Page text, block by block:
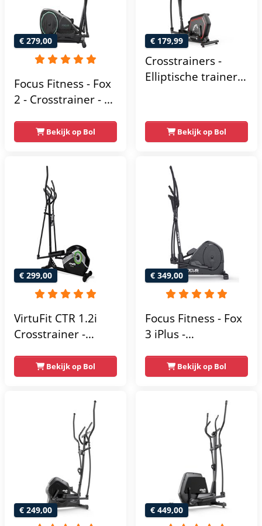
€ 279,00
Focus Fitness - Fox
2 - Crosstrainer - 16
Weerstandsniveaus
Bekijk op Bol
€ 179,99
Crosstrainers -
Elliptische trainer
- Magnetische
weerstand met 16
scherm - Zwart
Bekijk op Bol
€ 299,00
VirtuFit CTR 1.2i
Crosstrainer -
Programma's -
Bluetooth -
Bekijk op Bol
€ 349,00
Focus Fitness - Fox
3 iPlus -
Hartslagsensoren -
24
Weerstandsniveaus
Bekijk op Bol
€ 249,00 € 449,00